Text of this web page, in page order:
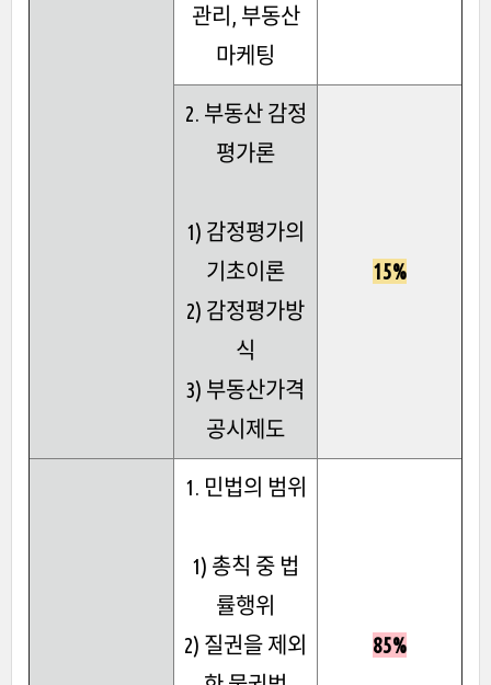
관리, 부동산
마케팅
2. 부동산 감정
평가론
1) 감정평가의
기초이론
2) 감정평가방
식
3) 부동산가격
공시제도
15%
1. 민법의 범위
1) 총칙 중 법
률행위
2) 질권을 제외
85%